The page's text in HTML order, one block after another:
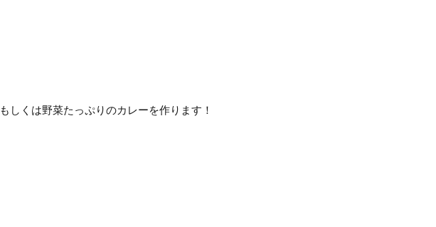
もしくは野菜たっぷりのカレーを作ります！